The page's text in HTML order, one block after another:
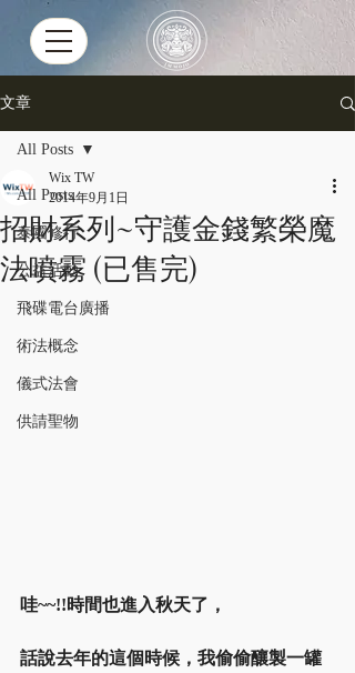
文章
All Posts
泰國修行
公益活動
飛碟電台廣播
術法概念
儀式法會
供請聖物
All Posts
招財系列~守護金錢繁榮魔
法噴霧 (已售完)
Wix TW
2014年9月1日
哇~~!!時間也進入秋天了，
話說去年的這個時候，我偷偷釀製一罐